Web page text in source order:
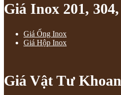
Giá Inox 201, 304,
Giá Ống Inox
Giá Hộp Inox
Giá Vật Tư